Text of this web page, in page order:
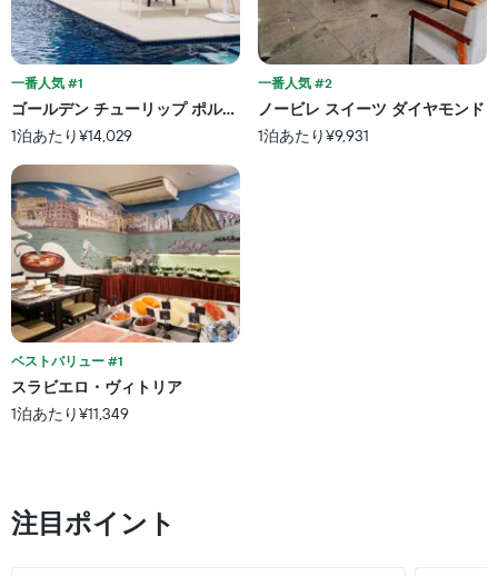
一番人気 #1
ゴールデン チューリップ ポルト ヴィトーリア
1泊あたり¥14,029
一番人気 #2
ノービレ スイーツ ダイヤモンド
1泊あたり¥9,931
ベストバリュー #1
スラビエロ・ヴィトリア
1泊あたり¥11,349
注目ポイント